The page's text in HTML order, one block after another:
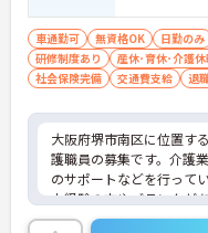
車通勤可 無資格OK 日勤のみ
研修制度あり
産休･育休･介護
社会保険完備
交通費支給 退
大阪府堺市南区に位置す
護職員の募集です。介護
のサポートなどを行って
未経験の方やブランクが
度があるので、安心して